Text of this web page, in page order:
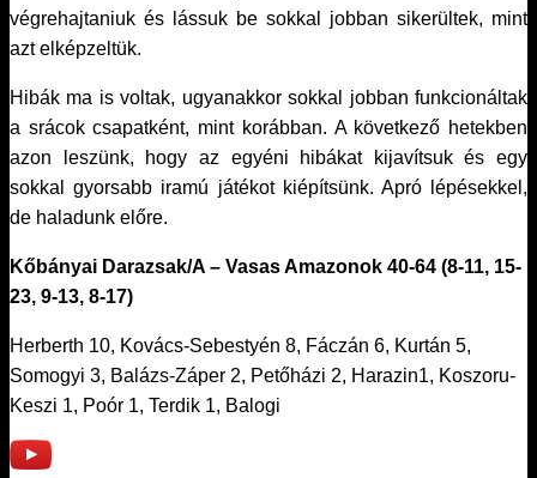
végrehajtaniuk és lássuk be sokkal jobban sikerültek, mint
azt elképzeltük.
Hibák ma is voltak, ugyanakkor sokkal jobban funkcionáltak
a srácok csapatként, mint korábban. A következő hetekben
azon leszünk, hogy az egyéni hibákat kijavítsuk és egy
sokkal gyorsabb iramú játékot kiépítsünk. Apró lépésekkel,
de haladunk előre.
Kőbányai Darazsak/A – Vasas Amazonok 40-64 (8-11, 15-
23, 9-13, 8-17)
Herberth 10, Kovács-Sebestyén 8, Fáczán 6, Kurtán 5,
Somogyi 3, Balázs-Záper 2, Petőházi 2, Harazin1, Koszoru-
Keszi 1, Poór 1, Terdik 1, Balogi